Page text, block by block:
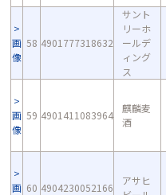
画
像
58 4901777318632
サント
リーホ
ールデ
ィング
ス
画
像
59 4901411083964
麒麟麦
酒
画 60 4904230052166
アサヒ